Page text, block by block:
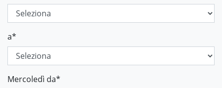
a*
Mercoledì da*